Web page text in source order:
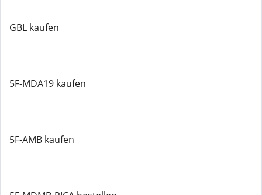
GBL kaufen
5F-MDA19 kaufen
5F-AMB kaufen